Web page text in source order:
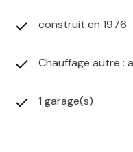
construit en 1976
Chauffage autre :
1 garage(s)